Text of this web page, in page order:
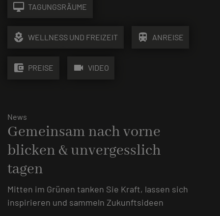
desktop_mac TAGUNGSRÄUME
local_florist WELLNESS UND FREIZEIT train ANREISE
account_balance_wallet PREISE videocam VIDEO
News
Gemeinsam nach vorne
blicken & unvergesslich
tagen
Mitten im Grünen tanken Sie Kraft, lassen sich
inspirieren und sammeln Zukunftsideen